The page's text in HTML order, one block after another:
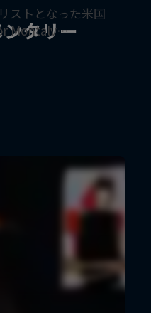
タリー
ストとなった米国
Montalv…